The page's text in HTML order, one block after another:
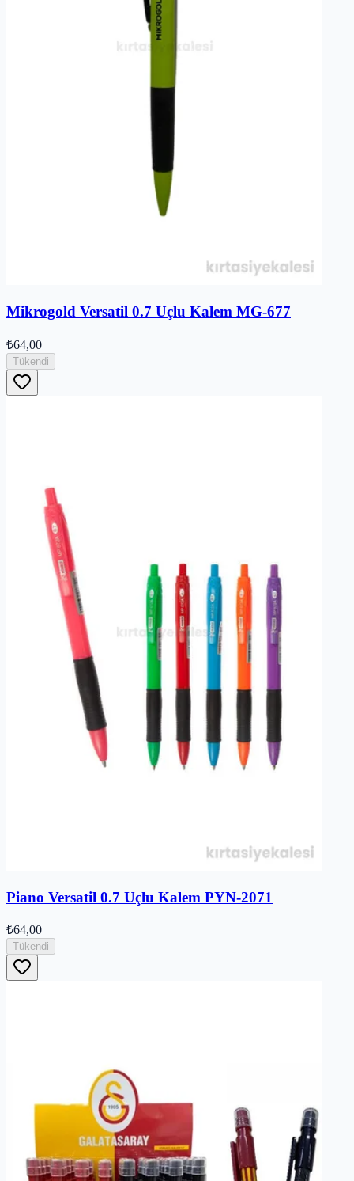
Mikrogold Versatil 0.7 Uçlu Kalem MG-677
₺64,00
Tükendi
Piano Versatil 0.7 Uçlu Kalem PYN-2071
₺64,00
Tükendi